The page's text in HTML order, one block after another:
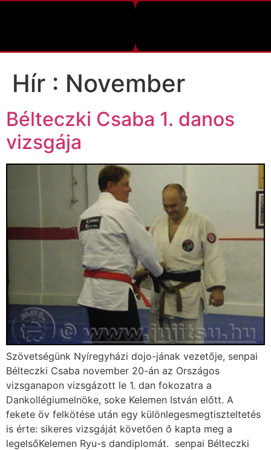
Hír : November
Bélteczki Csaba 1. danos
vizsgája
Szövetségünk Nyíregyházi dojo-jának vezetője, senpai
Bélteczki Csaba november 20-án az Országos
vizsganapon vizsgázott le 1. dan fokozatra a
Dankollégiumelnöke, soke Kelemen István előtt. A
fekete öv felkötése után egy különlegesmegtiszteltetés
is érte: sikeres vizsgáját követően ő kapta meg a
legelsőKelemen Ryu-s dandiplomát. senpai Bélteczki